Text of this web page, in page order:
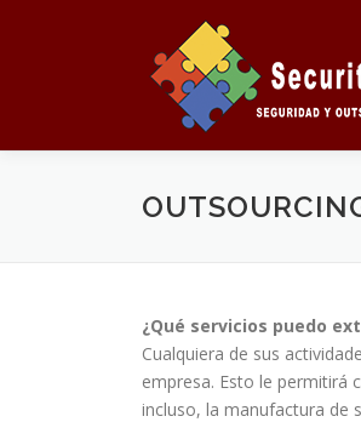
¿Qué servicios puedo
Cualquiera de sus
empresa. Esto le permitirá
incluso, la manufactura de